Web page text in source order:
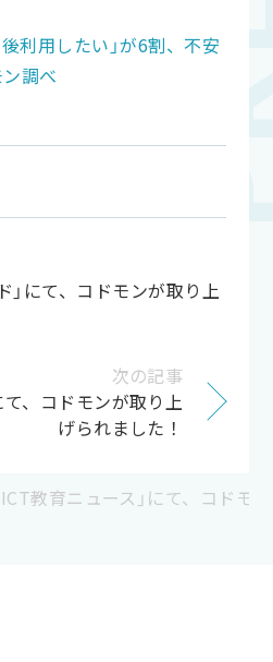
利用したい」が6割、不安
調べ
ド」にて、コドモンが取り上
次の記事
て、コドモンが取り上
げられました！
「ICT教育ニュース」にて、コド